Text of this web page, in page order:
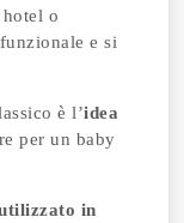
o
e si
è l’idea
per un baby
in